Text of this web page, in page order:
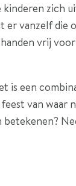
zich
er vanzelf die
vrij
is een
van waar